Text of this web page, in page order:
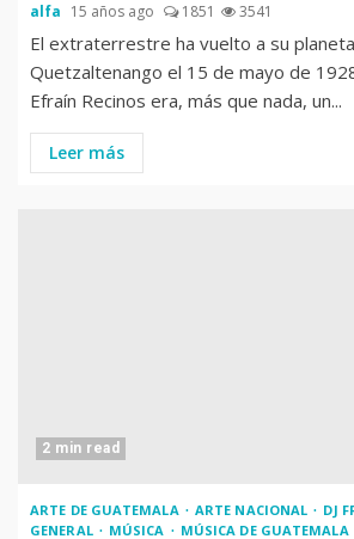
alfa 15 años ago 1851 3541
El extraterrestre ha vuelto a su
Quetzaltenango el 15 de mayo de
Efraín Recinos era, más que nada, un...
Leer más
2 min read
ARTE DE GUATEMALA ARTE NACIONAL
DJ
GENERAL
MÚSICA MÚSICA DE GUATEMALA